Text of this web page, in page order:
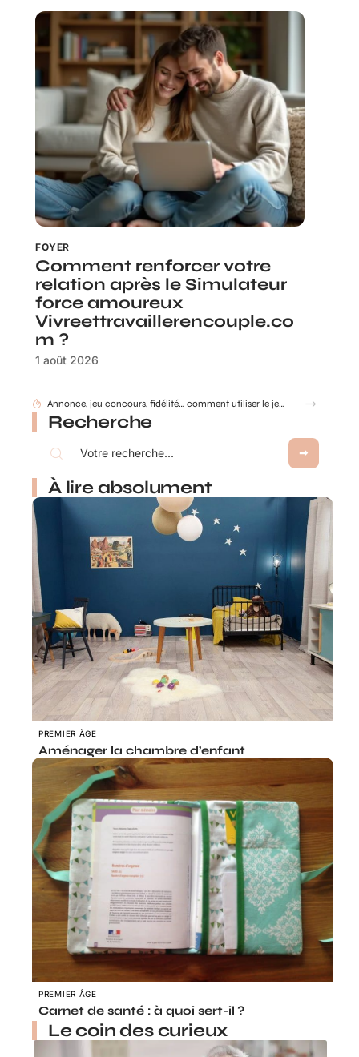
FOYER
Comment renforcer votre
relation après le Simulateur
force amoureux
Vivreettravaillerencouple.co
m ?
1 août 2026
Recherche
À lire absolument
PREMIER ÂGE
Aménager la chambre d’enfant
PREMIER ÂGE
Carnet de santé : à quoi sert-il ?
Le coin des curieux